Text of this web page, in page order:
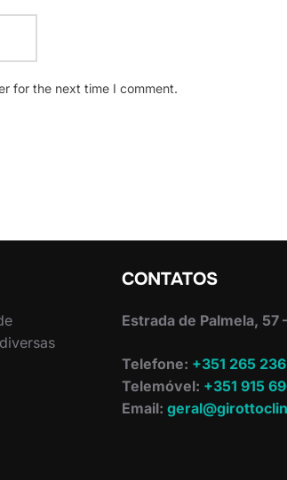
for the next time I comment.
CONTATOS
Estrada de Palmela, 57
Telefone: +351 265
Telemóvel: +351 915
Email: